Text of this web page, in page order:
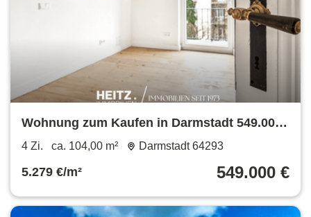
Wohnung zum Kaufen in Darmstadt 549.000
€ 104 m²
4 Zi. ca. 104,00 m² Darmstadt 64293
5.279 €/m² 549.000 €